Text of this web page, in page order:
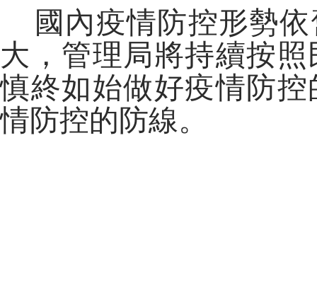
國內疫情防控形勢依
大，管理局將持續按
慎終如始做好疫情防
情防控的防線。